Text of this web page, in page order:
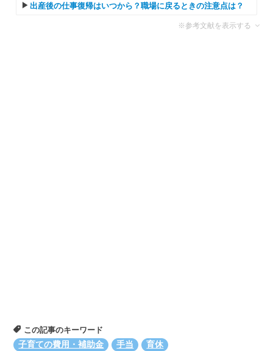
出産後の仕事復帰はいつから？職場に戻るときの注意点は？
※参考文献を表示する
この記事のキーワード
子育ての費用・補助金
手当 育休